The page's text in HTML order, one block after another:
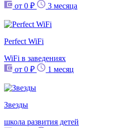
от 0 ₽
3 месяца
Perfect WiFi
WiFi в заведениях
от 0 ₽
1 месяц
Звезды
школа развития детей